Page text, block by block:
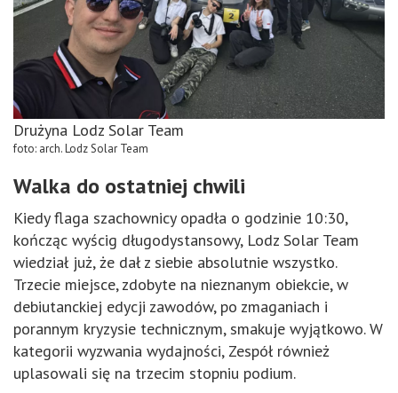
Drużyna Lodz Solar Team
foto: arch. Lodz Solar Team
Walka do ostatniej chwili
Kiedy flaga szachownicy opadła o godzinie 10:30,
kończąc wyścig długodystansowy, Lodz Solar Team
wiedział już, że dał z siebie absolutnie wszystko.
Trzecie miejsce, zdobyte na nieznanym obiekcie, w
debiutanckiej edycji zawodów, po zmaganiach i
porannym kryzysie technicznym, smakuje wyjątkowo. W
kategorii wyzwania wydajności, Zespół również
uplasowali się na trzecim stopniu podium.